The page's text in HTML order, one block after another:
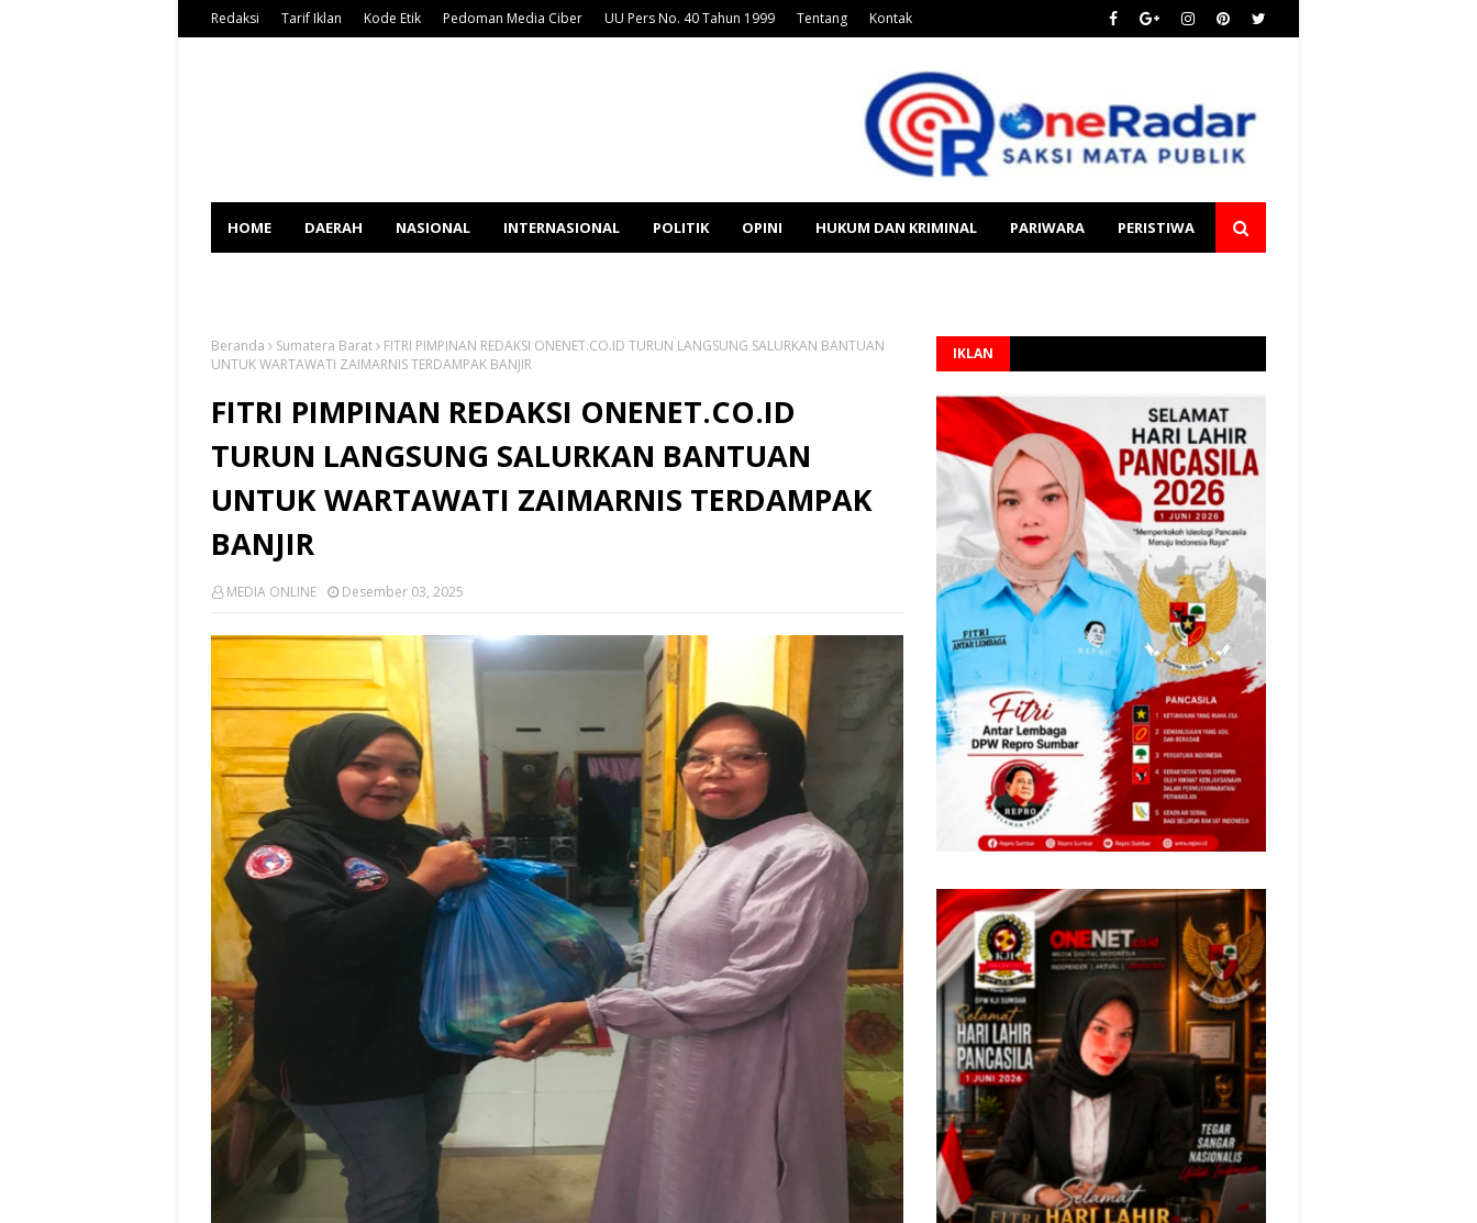
Redaksi Tarif Iklan Kode Etik Pedoman Media Ciber UU Pers No. 40 Tahun 1999 Tentang Kontak
HOME DAERAH NASIONAL INTERNASIONAL POLITIK OPINI HUKUM DAN KRIMINAL PARIWARA PERISTIWA
Beranda Sumatera Barat
FITRI PIMPINAN REDAKSI ONENET.CO.ID TURUN LANGSUNG SALURKAN BANTUAN
UNTUK WARTAWATI ZAIMARNIS TERDAMPAK BANJIR
FITRI PIMPINAN REDAKSI ONENET.CO.ID
TURUN LANGSUNG SALURKAN BANTUAN
UNTUK WARTAWATI ZAIMARNIS TERDAMPAK
BANJIR
MEDIA ONLINE Desember 03, 2025
IKLAN